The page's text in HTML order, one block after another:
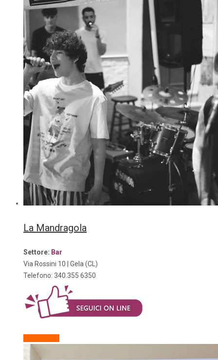
La Mandragola
Settore: Bar
Via Rossini 10
| Gela (CL)
Telefono: 340.355 6350